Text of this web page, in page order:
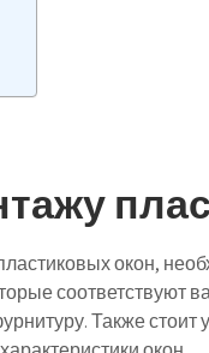
окон,
соответствуют
Также стоит